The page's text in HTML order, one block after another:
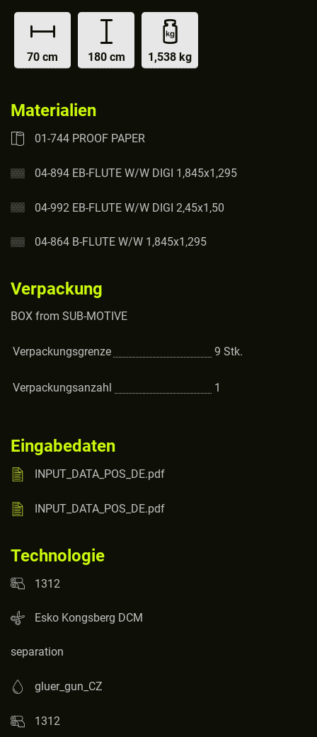
70 cm 180 cm 1,538 kg
Materialien
01-744 PROOF PAPER
04-894 EB-FLUTE W/W DIGI 1,845x1,295
04-992 EB-FLUTE W/W DIGI 2,45x1,50
04-864 B-FLUTE W/W 1,845x1,295
Verpackung
BOX from SUB-MOTIVE
Verpackungsgrenze 9 Stk.
Verpackungsanzahl 1
Eingabedaten
INPUT_DATA_POS_DE.pdf
INPUT_DATA_POS_DE.pdf
Technologie
1312
Esko Kongsberg DCM
separation
gluer_gun_CZ
1312